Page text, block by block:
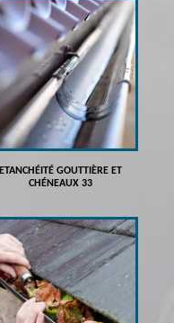
ETANCHÉITÉ GOUTTIÈRE ET
CHÉNEAUX 33